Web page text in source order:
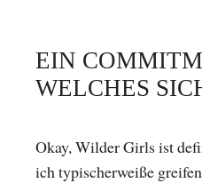
EIN
WELCHES
Okay, Wilder Girls ist
ich typischerweiße